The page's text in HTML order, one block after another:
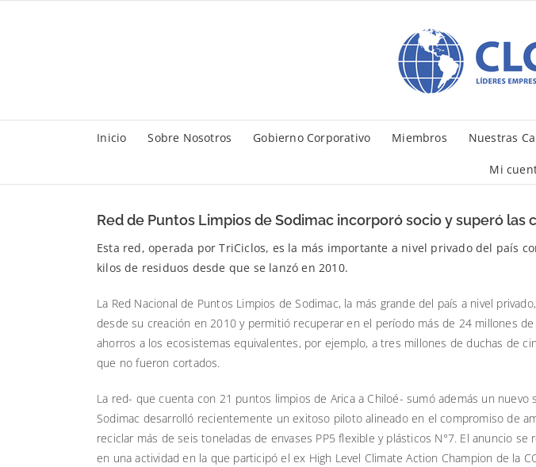
Inicio Sobre Nosotros Gobierno Corporativo Miembros Nuestras
Mi
Red de Puntos Limpios de Sodimac incorporó socio y superó
Esta red, operada por TriCiclos, es la más importante a nivel privado del país
kilos de residuos desde que se lanzó en 2010.
La Red Nacional de Puntos Limpios de Sodimac, la más grande del país a nivel
desde su creación en 2010 y permitió recuperar en el período más de 24 millones
ahorros a los ecosistemas equivalentes, por ejemplo, a tres millones de duchas de
que no fueron cortados.
La red- que cuenta con 21 puntos limpios de Arica a Chiloé- sumó además un nuevo
Sodimac desarrolló recientemente un exitoso piloto alineado en el compromiso de
reciclar más de seis toneladas de envases PP5 flexible y plásticos N°7. El anuncio se
en una actividad en la que participó el ex High Level Climate Action Champion de la